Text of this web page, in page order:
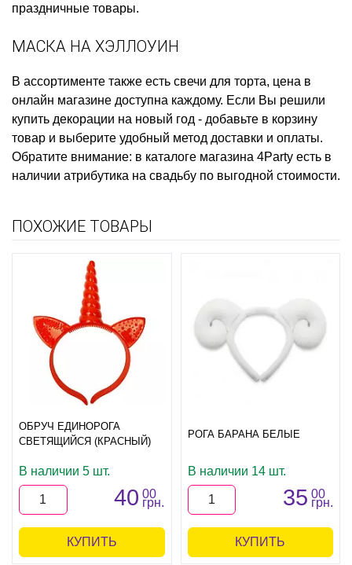
праздничные товары.
МАСКА НА ХЭЛЛОУИН
В ассортименте также есть свечи для торта, цена в
онлайн магазине доступна каждому. Если Вы решили
купить декорации на новый год - добавьте в корзину
товар и выберите удобный метод доставки и оплаты.
Обратите внимание: в каталоге магазина 4Party есть в
наличии атрибутика на свадьбу по выгодной стоимости.
ПОХОЖИЕ ТОВАРЫ
ОБРУЧ ЕДИНОРОГА
СВЕТЯЩИЙСЯ (КРАСНЫЙ)
В наличии 5 шт.
40 00
грн.
КУПИТЬ
РОГА БАРАНА БЕЛЫЕ
В наличии 14 шт.
35 00
грн.
КУПИТЬ